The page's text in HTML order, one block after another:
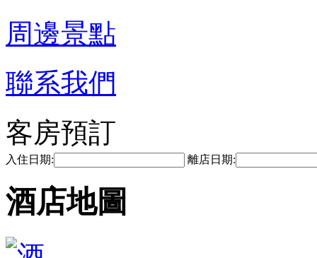
周邊景點
聯系我們
客房預訂
入住日期: 離店日期:
酒店地圖